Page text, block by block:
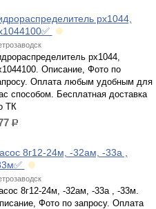
рх1044,
рх1044,
Описание, Фото по
Оплата любым удобным для
способом. Бесплатная доставка
ТК
р.
8г12-24м, -32ам, -33а ,
8г12-24м, -32ам, -33а , -33м.
Фото по запросу. Оплата